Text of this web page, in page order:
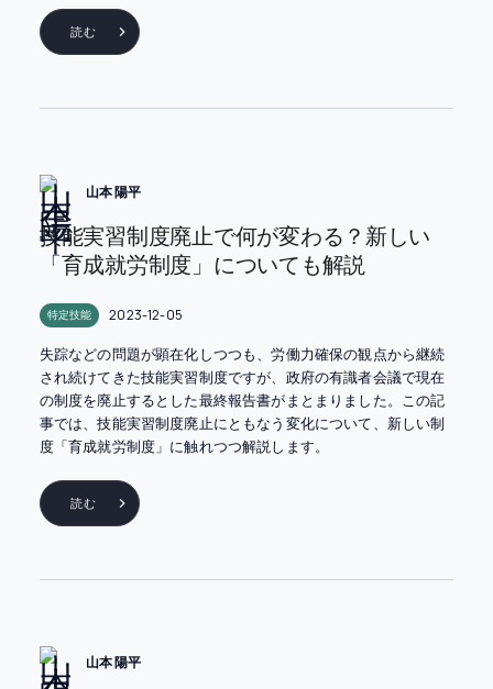
読む
山本 陽平
技能実習制度廃止で何が変わる？新しい
「育成就労制度」についても解説
特定技能 2023-12-05
失踪などの問題が顕在化しつつも、労働力確保の観点から継続
され続けてきた技能実習制度ですが、政府の有識者会議で現在
の制度を廃止するとした最終報告書がまとまりました。この記
事では、技能実習制度廃止にともなう変化について、新しい制
度「育成就労制度」に触れつつ解説します。
読む
山本 陽平